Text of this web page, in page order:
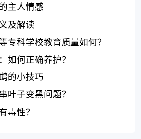
主人情感
及解读
专科学校教育质量如何？
如何正确养护？
的小技巧
叶子变黑问题？
毒性？